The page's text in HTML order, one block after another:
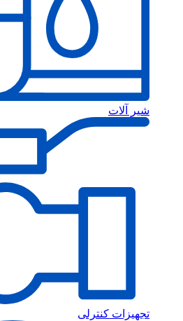
شیر آلات
تجهیزات کنترلی